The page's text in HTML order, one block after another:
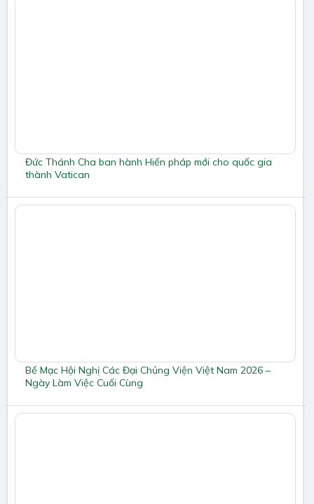
Đức Thánh Cha ban hành Hiến pháp mới cho quốc gia
thành Vatican
Bế Mạc Hội Nghị Các Đại Chủng Viện Việt Nam 2026 –
Ngày Làm Việc Cuối Cùng